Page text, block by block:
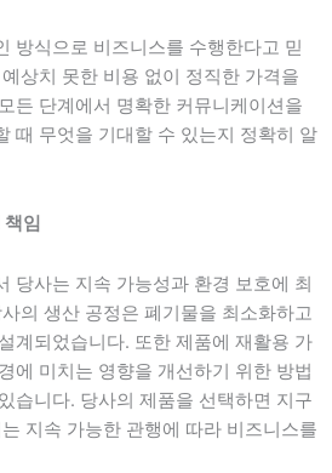
방식으로 비즈니스를 수행한다고 믿
상치 못한 비용 없이 정직한 가격을
든 단계에서 명확한 커뮤니케이션을
때 무엇을 기대할 수 있는지 정확히 알
임
당사는 지속 가능성과 환경 보호에 최
의 생산 공정은 폐기물을 최소화하고
계되었습니다. 또한 제품에 재활용 가
에 미치는 영향을 개선하기 위한 방법
습니다. 당사의 제품을 선택하면 지구
지속 가능한 관행에 따라 비즈니스를